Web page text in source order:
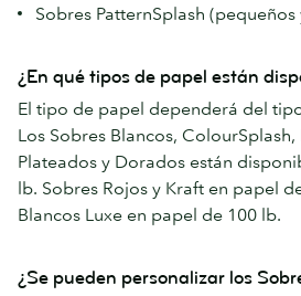
Sobres PatternSplash
¿En qué tipos de papel están
El tipo de papel dependerá del
Los Sobres Blancos, ColourSplash,
Plateados y Dorados están
lb. Sobres Rojos y Kraft en papel
Blancos Luxe en papel de 100 lb.
¿Se pueden personalizar los